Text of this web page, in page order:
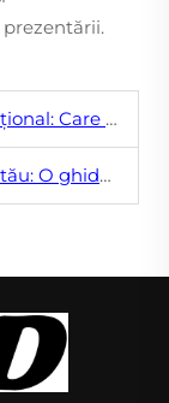
Voastre de Gimnastică?
cu bara de gimnastică